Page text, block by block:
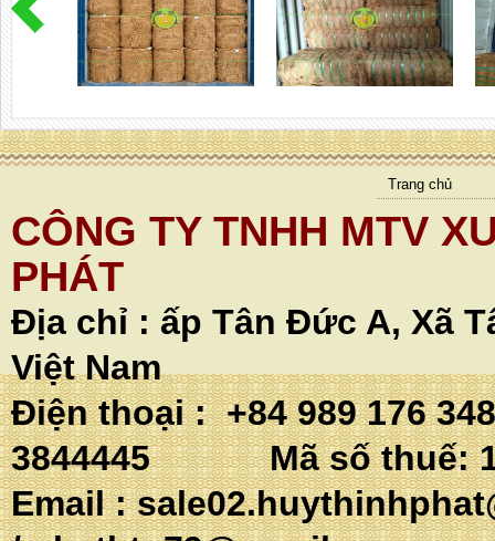
Trang chủ
CÔNG TY TNHH MTV
PHÁT
Địa chỉ : ấp Tân Đức A, Xã
Việt Nam
Điện thoại : +84 989 176
3844445 Mã số thuế:
Email :